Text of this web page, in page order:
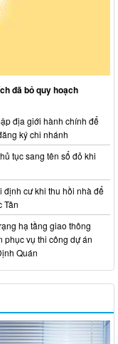
đã bỏ quy hoạch
địa giới hành chính để
ký chi nhánh
tục sang tên sổ đỏ khi
định cư khi thu hồi nhà để
Tân
hạ tầng giao thông
phục vụ thi công dự án
Quán